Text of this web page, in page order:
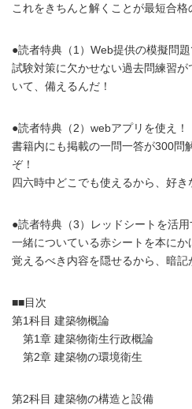
これをきちんと解くことが最短合格
●読者特典（1）Web提供の模擬問題
試験対策に欠かせない過去問練習
いて、備えるんだ！
●読者特典（2）webアプリを使え！
書籍内にも掲載の一問一答が300問
ぞ！
四六時中どこでも使えるから、好き
●読者特典（3）レッドシートを活用
一緒についている赤シートを本にか
覚えるべき内容を隠せるから、暗記
■■目次
第1科目 建築物概論
第1章 建築物衛生行政概論
第2章 建築物の環境衛生
第2科目 建築物の構造と設備